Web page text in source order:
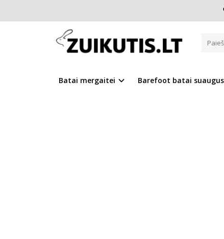
Batai mergaitei Barefoot batai
Pagrindinis D.D.Step batai mergaitėms Batai su vilna
BATAI SU VILNA 32-37 D.
Į PALYGINIMĄ Į